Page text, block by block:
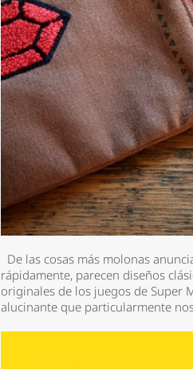
De las cosas más molonas
rápidamente, parecen diseños
originales de los juegos de Super
alucinante que particularmente